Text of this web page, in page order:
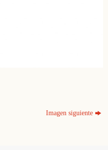
Imagen siguiente